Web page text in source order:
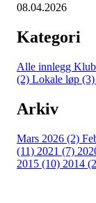
08.04.2026
Kategori
Alle innlegg
(2) Lokale løp (3)
Arkiv
Mars 2026 (2)
(11) 2021 (7)
2015 (10) 2014